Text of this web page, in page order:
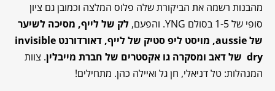
מהבנות רשמה את הביקורת שלה פלוס המלצה וכמובן גם ציון
סופי של 1-5 בסולם YNG. והפעם,
לק של לייף, מסיכה לשיער
של aussie, מויסט ליפ סטיק של לייף, דאורדורנט
invisible
dry של דאב ומסקרה גו אקסטרים של חברת מייבלין. צוות
המנהלות: טל דניאלי, חן גל ואיילה כהן. מתחילים!